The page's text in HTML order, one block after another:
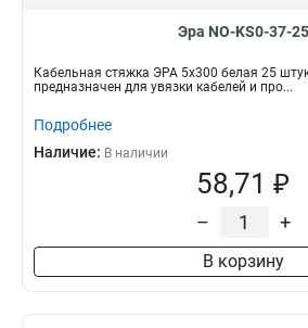
Эра NO-KS0-37-25
Кабельная стяжка ЭРА 5x300 белая 25
предназначен для увязки кабелей и про...
Подробнее
Наличие: В наличии
58,71 ₽
– +
В корзину